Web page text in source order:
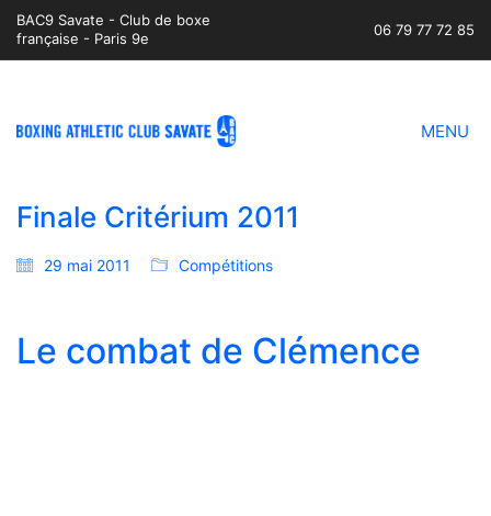
BAC9 Savate - Club de boxe
française - Paris 9e
06 79 77 72 85
MENU
Finale Critérium 2011
29 mai 2011 Compétitions
Le combat de Clémence